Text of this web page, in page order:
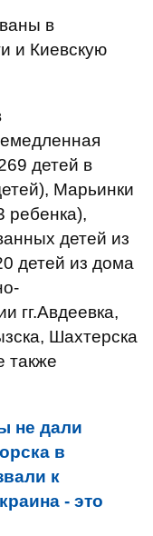
в
и Киевскую
детей в
Марьинки
ребенка),
детей из
детей из дома
гг.Авдеевка,
Шахтерска
также
не дали
в
к
- это